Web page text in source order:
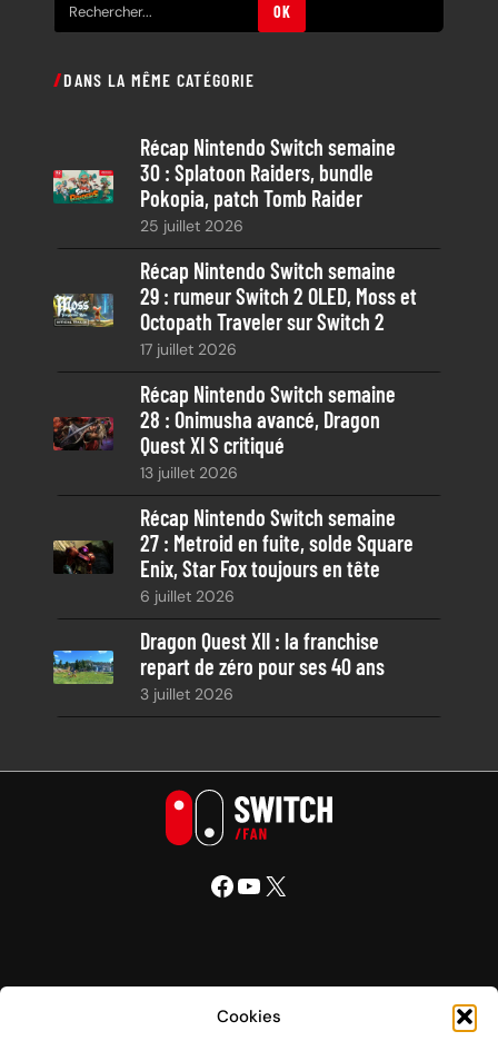
Cookies
e
h
c
h
OK
DANS LA MÊME CATÉGORIE
Récap Nintendo Switch semaine
30 : Splatoon Raiders, bundle
Pokopia, patch Tomb Raider
25 juillet 2026
Récap Nintendo Switch semaine
29 : rumeur Switch 2 OLED, Moss et
Octopath Traveler sur Switch 2
17 juillet 2026
Récap Nintendo Switch semaine
28 : Onimusha avancé, Dragon
Quest XI S critiqué
13 juillet 2026
Récap Nintendo Switch semaine
27 : Metroid en fuite, solde Square
Enix, Star Fox toujours en tête
6 juillet 2026
Dragon Quest XII : la franchise
repart de zéro pour ses 40 ans
3 juillet 2026
Facebook YouTube X
Nintendo Switch Fan